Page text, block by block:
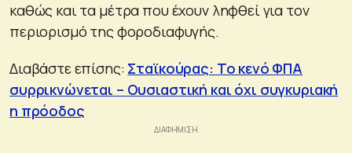
καθώς και τα μέτρα που έχουν ληφθεί για τον
περιορισμό της φοροδιαφυγής.
Διαβάστε επίσης: Σταϊκούρας: Το κενό ΦΠΑ
συρρικνώνεται – Ουσιαστική και όχι συγκυριακή
η πρόοδος